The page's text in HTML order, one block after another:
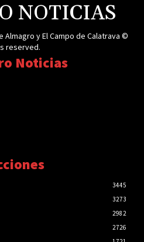
NOTICIAS
Almagro y El Campo de Calatrava ©
reserved.
Noticias
3445
3273
2982
2726